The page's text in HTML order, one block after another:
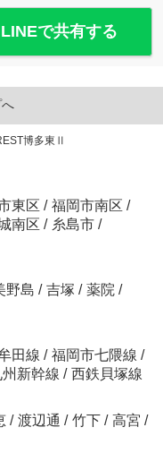
LINEで共有する
博多東Ⅱ
東区 / 福岡市南区 /
南区 / 糸島市 /
野島 / 吉塚 / 薬院 /
田線 / 福岡市七隈線 /
州新幹線 / 西鉄貝塚線
/ 渡辺通 / 竹下 / 高宮 /